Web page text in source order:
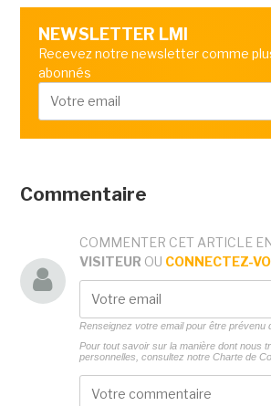
NEWSLETTER LMI
Recevez notre newsletter comme
abonnés
Commentaire
COMMENTER CET ARTICLE
VISITEUR OU CONNECTEZ-
Renseignez votre email pour être prévenu
Pour tout savoir sur la manière dont nous
personnelles, consultez notre Charte de